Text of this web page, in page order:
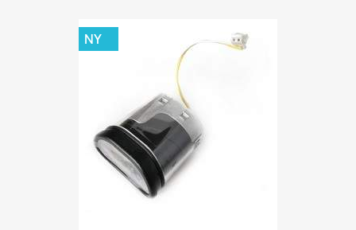
NY